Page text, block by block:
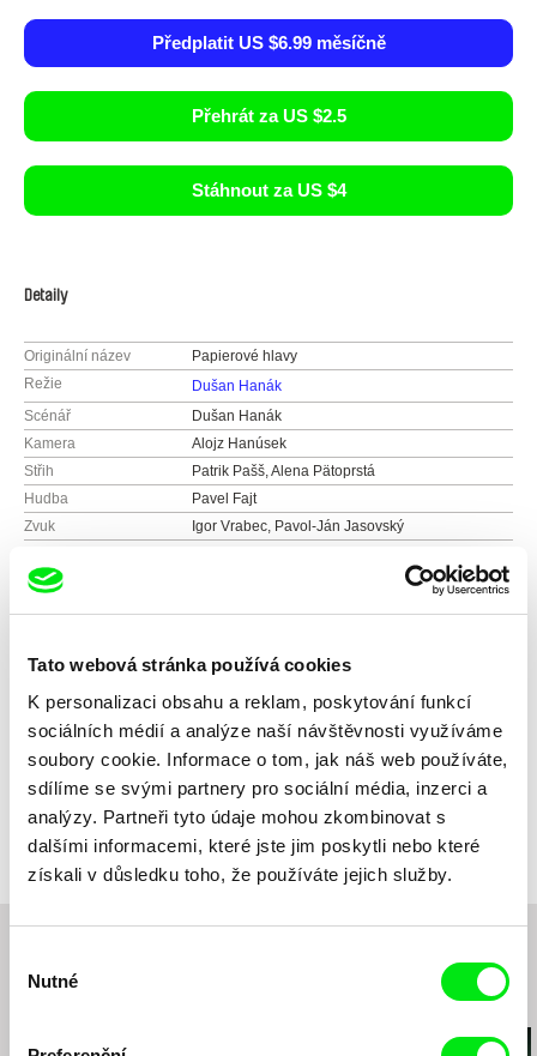
Tato webová stránka používá cookies
K personalizaci obsahu a reklam, poskytování funkcí
sociálních médií a analýze naší návštěvnosti využíváme
soubory cookie. Informace o tom, jak náš web používáte,
sdílíme se svými partnery pro sociální média, inzerci a
analýzy. Partneři tyto údaje mohou zkombinovat s
dalšími informacemi, které jste jim poskytli nebo které
získali v důsledku toho, že používáte jejich služby.
souhlasu
Nutné
Předplatit US $6.99 měsíčně
Přehrát za US $2.5
Stáhnout za US $4
Detaily
Originální název
Papierové hlavy
Režie
Dušan Hanák
Scénář
Dušan Hanák
Kamera
Alojz Hanúsek
Střih
Patrik Pašš, Alena Pätoprstá
Hudba
Pavel Fajt
Zvuk
Igor Vrabec, Pavol-Ján Jasovský
Rok
Slovensko
Česká republika
Německo
Francie
Barva
Barevný
Produkce
ALEF FILM & MEDIA
Tekovská 7
821 09 Bratislava
Slovensko
e-mail:afm@afm.sk
Ocenění
IFF SAN FRANCISCO 1997 - GOLDEN SPIRE
KARLOVY VARY IFF - ZVLÁŠTNí CENA
POROTY
Cena Petra Mihálika - 2. mezinárodní festival